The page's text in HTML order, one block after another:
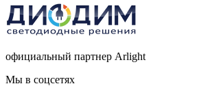
официальный партнер Arlight
Мы в соцсетях